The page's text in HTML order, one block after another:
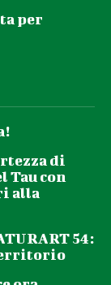
per
di
Tau con
alla
54: